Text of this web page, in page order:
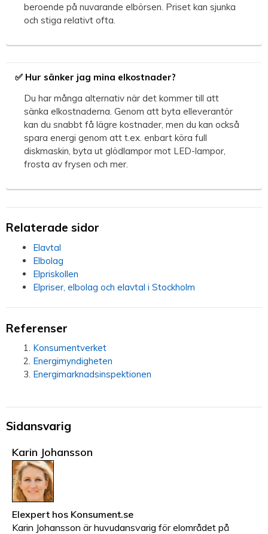
beroende på nuvarande elbörsen. Priset kan sjunka
och stiga relativt ofta.
✅ Hur sänker jag mina elkostnader?
Du har många alternativ när det kommer till att
sänka elkostnaderna. Genom att byta elleverantör
kan du snabbt få lägre kostnader, men du kan också
spara energi genom att t.ex. enbart köra full
diskmaskin, byta ut glödlampor mot LED-lampor,
frosta av frysen och mer.
Relaterade sidor
Elavtal
Elbolag
Elpriskollen
Elpriser, elbolag och elavtal i Stockholm
Referenser
Konsumentverket
Energimyndigheten
Energimarknadsinspektionen
Sidansvarig
Karin Johansson
Elexpert hos Konsument.se
Karin Johansson är huvudansvarig för elområdet på